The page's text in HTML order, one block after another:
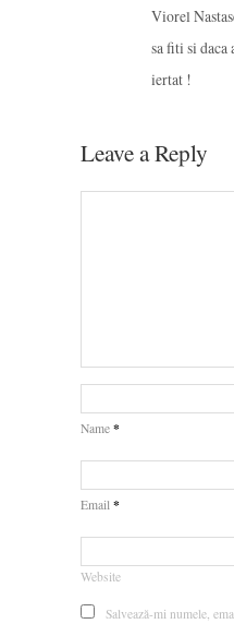
Viorel
sa fiti si daca
iertat !
Leave a Reply
Name *
Email *
Website
Salvează-mi numele,